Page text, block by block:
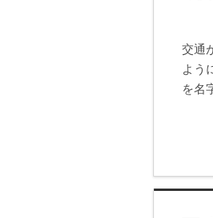
交通
よう
を名